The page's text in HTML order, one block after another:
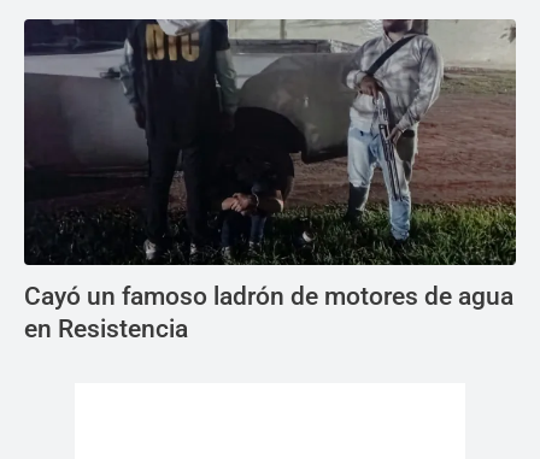
Cayó un famoso ladrón de motores de agua
en Resistencia